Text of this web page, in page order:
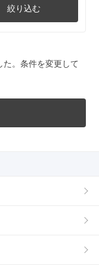
絞り込む
。条件を変更して